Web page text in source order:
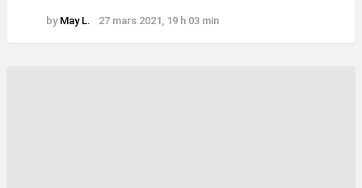
by May L. 27 mars 2021, 19 h 03 min